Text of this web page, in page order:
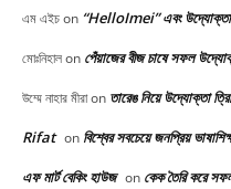
এম এইচon “HelloImei” এবং
মোঃনিহালon পেঁয়াজের বীজ চাষে সফল
উম্মে নাহার মীরাon তারেঙ নিয়ে উদ্যোক্তা
Rifat on বিশ্বের সবচেয়ে জনপ্রিয়
এফ মার্ট বেকিং হাউজ on কেক তৈরি করে